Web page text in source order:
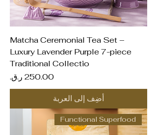
Matcha Ceremonial Tea Set –
Luxury Lavender Purple 7-piece
Traditional Collectio
السعر
أضِف إلى العربة
Functional Superfood